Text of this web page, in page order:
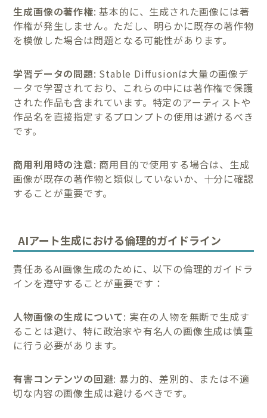
生成画像の著作権: 基本的に、生成された画像には著
作権が発生しません。ただし、明らかに既存の著作物
を模倣した場合は問題となる可能性があります。
学習データの問題: Stable Diffusionは大量の画像デ
ータで学習されており、これらの中には著作権で保護
された作品も含まれています。特定のアーティストや
作品名を直接指定するプロンプトの使用は避けるべき
です。
商用利用時の注意: 商用目的で使用する場合は、生成
画像が既存の著作物と類似していないか、十分に確認
することが重要です。
AIアート生成における倫理的ガイドライン
責任あるAI画像生成のために、以下の倫理的ガイドラ
インを遵守することが重要です：
人物画像の生成について: 実在の人物を無断で生成す
ることは避け、特に政治家や有名人の画像生成は慎重
に行う必要があります。
有害コンテンツの回避: 暴力的、差別的、または不適
切な内容の画像生成は避けるべきです。